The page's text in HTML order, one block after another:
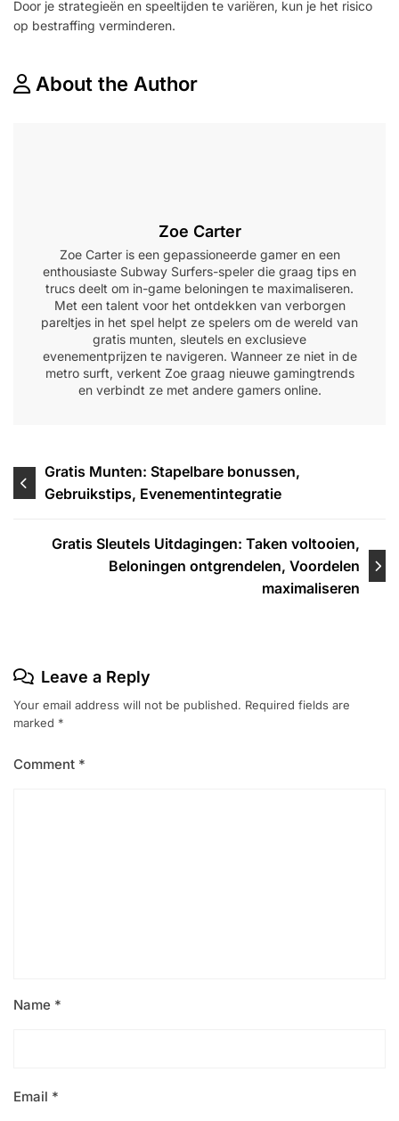
Door je strategieën en speeltijden te variëren, kun je het risico
op bestraffing verminderen.
About the Author
Zoe Carter
Zoe Carter is een gepassioneerde gamer en een
enthousiaste Subway Surfers-speler die graag tips en
trucs deelt om in-game beloningen te maximaliseren.
Met een talent voor het ontdekken van verborgen
pareltjes in het spel helpt ze spelers om de wereld van
gratis munten, sleutels en exclusieve
evenementprijzen te navigeren. Wanneer ze niet in de
metro surft, verkent Zoe graag nieuwe gamingtrends
en verbindt ze met andere gamers online.
Post
navigation
Gratis Munten: Stapelbare bonussen,
Gebruikstips, Evenementintegratie
Gratis Sleutels Uitdagingen: Taken voltooien,
Beloningen ontgrendelen, Voordelen
maximaliseren
Leave a Reply
Your email address will not be published. Required fields are
marked *
Comment *
Name *
Email *